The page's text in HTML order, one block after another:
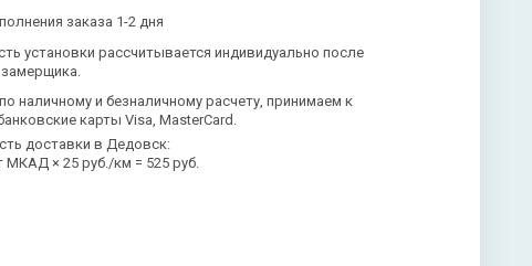
заказа 1-2 дня
установки рассчитывается индивидуально после
наличному и безналичному расчету, принимаем к
карты Visa, MasterCard.
доставки в Дедовск:
МКАД × 25 руб./км = 525 руб.